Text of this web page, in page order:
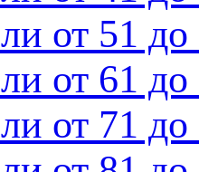
от 51 до
от 61 до
от 71 до